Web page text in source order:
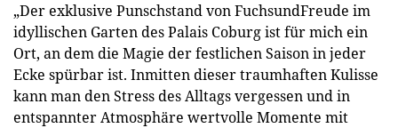
„Der exklusive Punschstand von FuchsundFreude im
idyllischen Garten des Palais Coburg ist für mich ein
Ort, an dem die Magie der festlichen Saison in jeder
Ecke spürbar ist. Inmitten dieser traumhaften Kulisse
kann man den Stress des Alltags vergessen und in
entspannter Atmosphäre wertvolle Momente mit